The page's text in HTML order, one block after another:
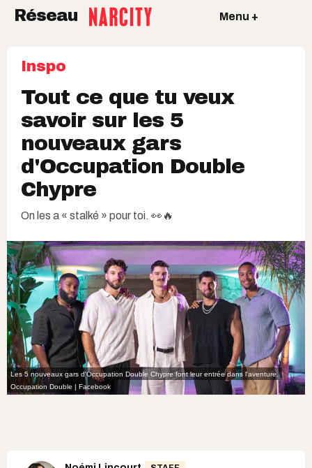
Réseau Menu +
Inspo
Tout ce que tu veux
savoir sur les 5
nouveaux gars
d'Occupation Double
Chypre
On les a « stalké » pour toi. 👀🔥
Les 5 nouveaux gars d'Occupation Double Chypre font leur entrée dans l'aventure.
Occupation Double | Facebook